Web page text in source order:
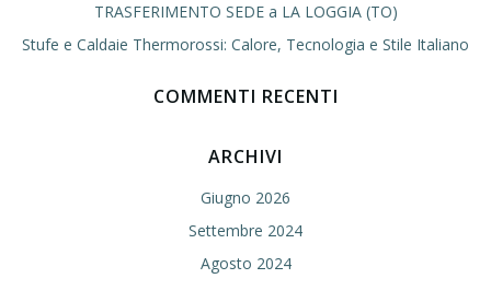
TRASFERIMENTO SEDE a LA LOGGIA (TO)
Stufe e Caldaie Thermorossi: Calore, Tecnologia e Stile Italiano
COMMENTI RECENTI
ARCHIVI
Giugno 2026
Settembre 2024
Agosto 2024